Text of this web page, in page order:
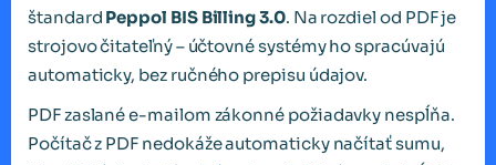
štandard Peppol BIS Billing 3.0. Na rozdiel od PDF je
strojovo čitateľný – účtovné systémy ho spracúvajú
automaticky, bez ručného prepisu údajov.
PDF zaslané e-mailom zákonné požiadavky nespĺňa.
Počítač z PDF nedokáže automaticky načítať sumu,